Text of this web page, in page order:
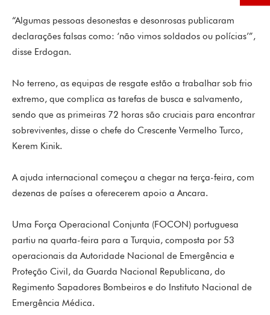
“Algumas pessoas desonestas e desonrosas publicaram
declarações falsas como: ‘não vimos soldados ou polícias’”,
disse Erdogan.
No terreno, as equipas de resgate estão a trabalhar sob frio
extremo, que complica as tarefas de busca e salvamento,
sendo que as primeiras 72 horas são cruciais para encontrar
sobreviventes, disse o chefe do Crescente Vermelho Turco,
Kerem Kinik.
A ajuda internacional começou a chegar na terça-feira, com
dezenas de países a oferecerem apoio a Ancara.
Uma Força Operacional Conjunta (FOCON) portuguesa
partiu na quarta-feira para a Turquia, composta por 53
operacionais da Autoridade Nacional de Emergência e
Proteção Civil, da Guarda Nacional Republicana, do
Regimento Sapadores Bombeiros e do Instituto Nacional de
Emergência Médica.